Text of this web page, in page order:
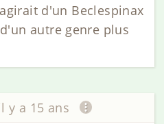
d'un Beclespinax
autre genre plus
y a 15 ans